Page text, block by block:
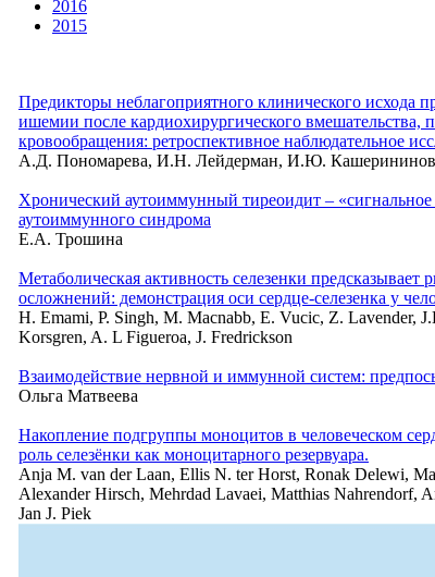
2016
2015
Предикторы неблагоприятного клинического исхода
ишемии после кардиохирургического вмешательства,
кровообращения: ретроспективное наблюдательное
А.Д. Пономарева, И.Н. Лейдерман, И.Ю.
Хронический аутоиммунный тиреоидит – «сигнальное
аутоиммунного синдрома
Е.А. Трошина
Метаболическая активность селезенки предсказывает
осложнений: демонстрация оси сердце-селезенка у
H. Emami, P. Singh, M. Macnabb, E. Vucic, Z. Lavender,
Korsgren, A. L Figueroa, J. Fredrickson
Взаимодействие нервной и иммунной систем:
Ольга Матвеева
Накопление подгруппы моноцитов в человеческом
роль селезёнки как моноцитарного резервуара.
Anja M. van der Laan, Ellis N. ter Horst, Ronak Delewi,
Alexander Hirsch, Mehrdad Lavaei, Matthias Nahrendorf,
Jan J. Piek